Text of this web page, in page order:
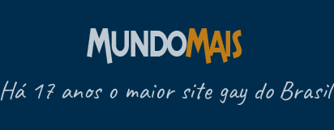
Há 17 anos o maior site gay do Brasil